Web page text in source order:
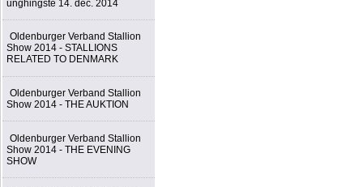
unghingste 14. dec. 2014
Oldenburger Verband Stallion
Show 2014 - STALLIONS
RELATED TO DENMARK
Oldenburger Verband Stallion
Show 2014 - THE AUKTION
Oldenburger Verband Stallion
Show 2014 - THE EVENING
SHOW